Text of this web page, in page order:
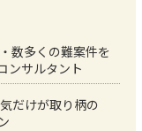
数多くの難案件を
ンサルタント
だけが取り柄の